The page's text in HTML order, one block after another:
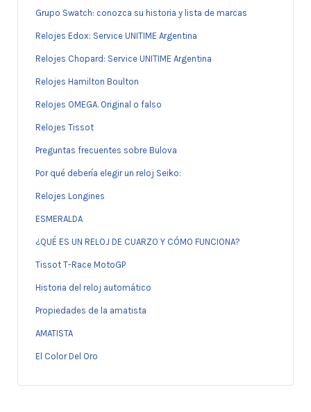
Grupo Swatch: conozca su historia y lista de marcas
Relojes Edox: Service UNITIME Argentina
Relojes Chopard: Service UNITIME Argentina
Relojes Hamilton Boulton
Relojes OMEGA. Original o falso
Relojes Tissot
Preguntas frecuentes sobre Bulova
Por qué debería elegir un reloj Seiko:
Relojes Longines
ESMERALDA
¿QUÉ ES UN RELOJ DE CUARZO Y CÓMO FUNCIONA?
Tissot T-Race MotoGP
Historia del reloj automático
Propiedades de la amatista
AMATISTA
El Color Del Oro